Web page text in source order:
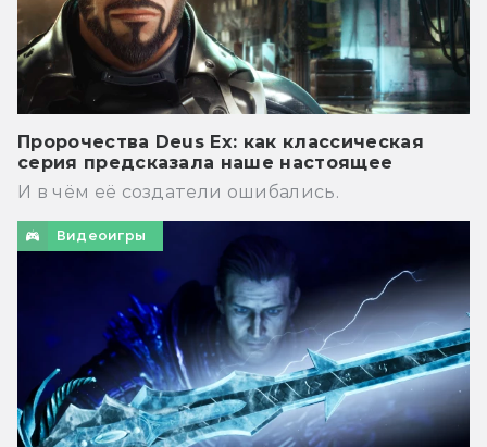
Пророчества Deus Ex: как классическая
серия предсказала наше настоящее
И в чём её создатели ошибались.
Видеоигры